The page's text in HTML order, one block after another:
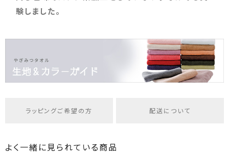
験しました。
ラッピングご希望の方 配送について
よく一緒に見られている商品